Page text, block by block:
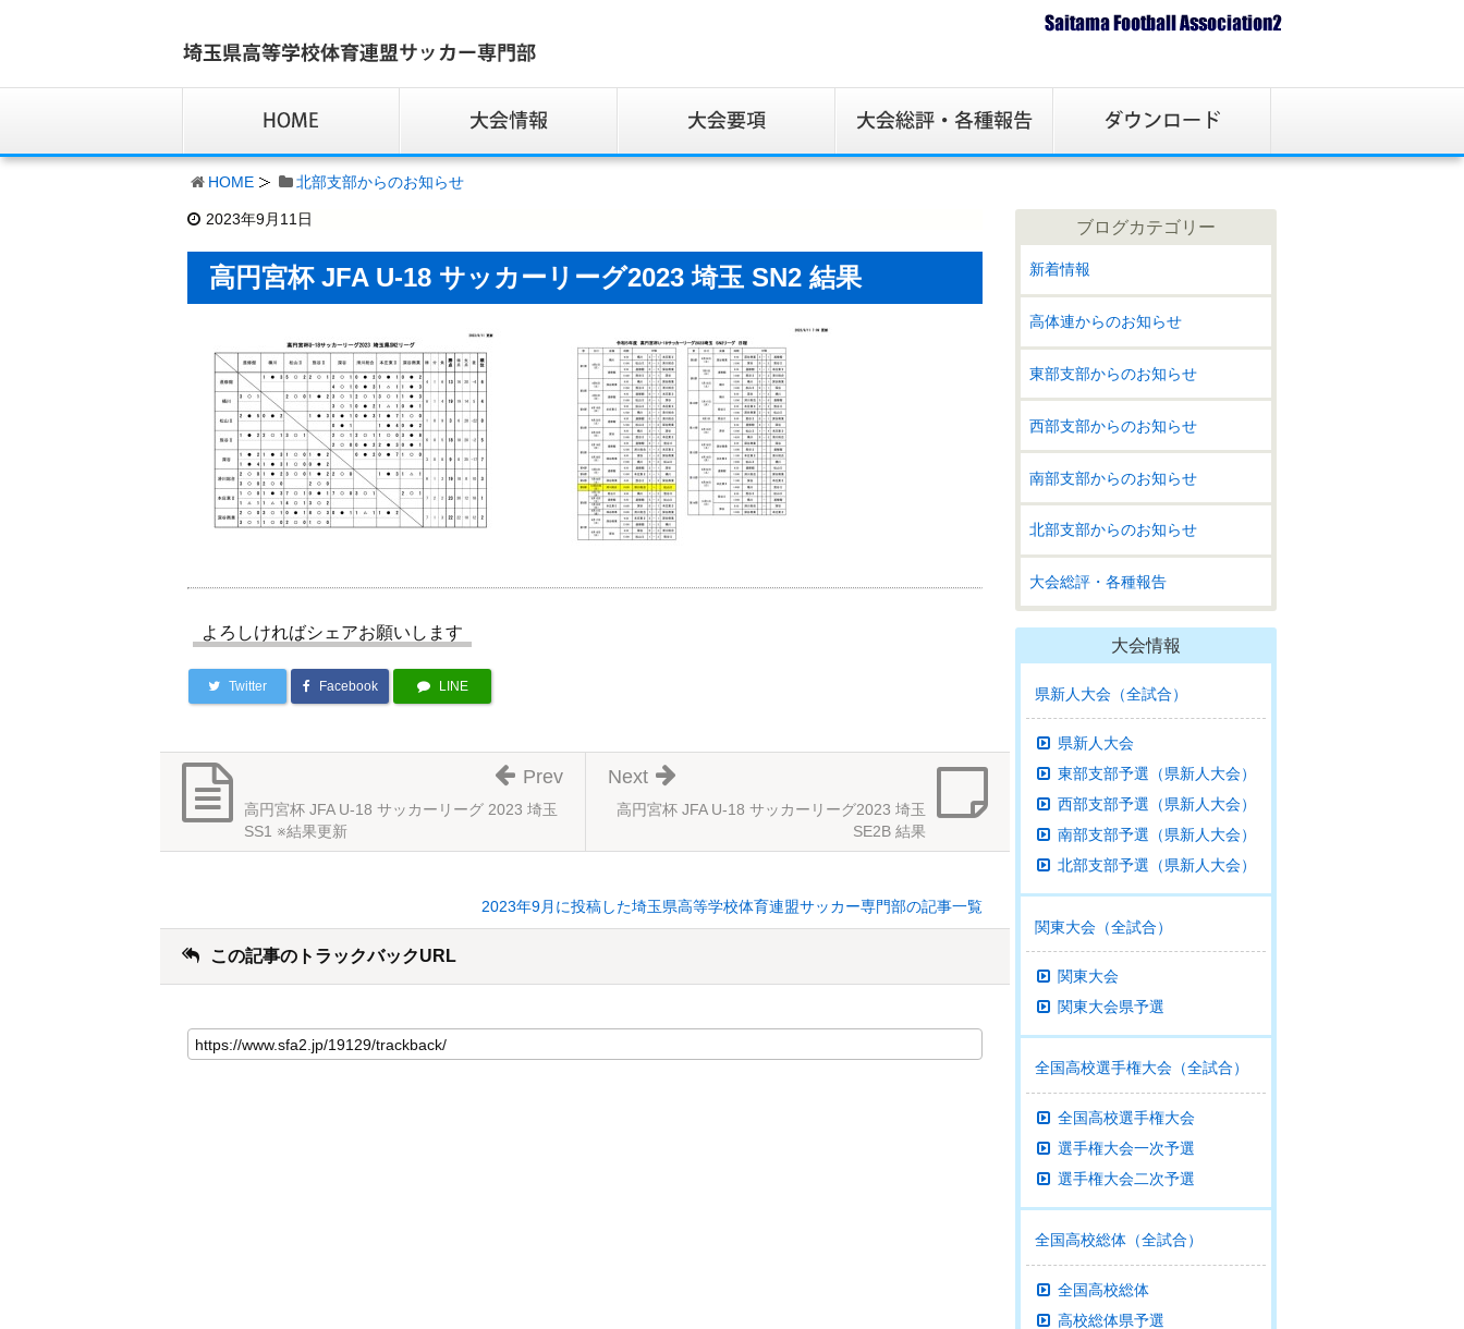
HOME 北部支部からのお知らせ
2023年9月11日
高円宮杯 JFA U-18 サッカーリーグ2023 埼玉 SN2 結果
よろしければシェアお願いします
Twitter Facebook LINE
高円宮杯 JFA U-18 サッカーリーグ2023 埼玉
SE2B 結果
Next
高円宮杯 JFA U-18 サッカーリーグ 2023 埼玉
SS1 ※結果更新
Prev
2023年9月に投稿した埼玉県高等学校体育連盟サッカー専門部の記事一覧
この記事のトラックバックURL
ブログカテゴリー
新着情報
高体連からのお知らせ
東部支部からのお知らせ
西部支部からのお知らせ
南部支部からのお知らせ
北部支部からのお知らせ
大会総評・各種報告
大会情報
県新人大会（全試合）
県新人大会
東部支部予選（県新人大会）
西部支部予選（県新人大会）
南部支部予選（県新人大会）
北部支部予選（県新人大会）
関東大会（全試合）
関東大会
関東大会県予選
全国高校選手権大会（全試合）
全国高校選手権大会
選手権大会一次予選
選手権大会二次予選
全国高校総体（全試合）
全国高校総体
高校総体県予選